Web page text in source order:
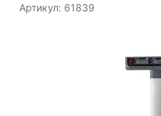
Артикул: 61839